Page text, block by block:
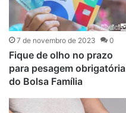
7 de novembro de 2023 0
Fique de olho no prazo
para pesagem obrigatória
do Bolsa Família